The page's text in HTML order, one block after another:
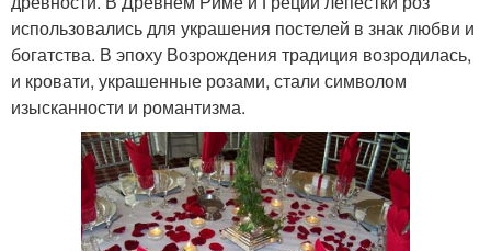
использовались для украшения постелей в знак любви и
богатства. В эпоху Возрождения традиция возродилась,
и кровати, украшенные розами, стали символом
изысканности и романтизма.